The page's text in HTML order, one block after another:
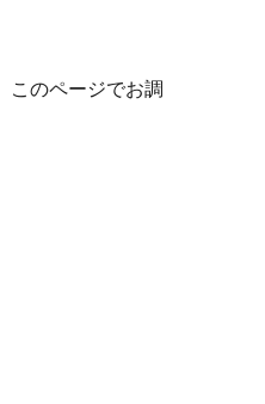
このページでお調